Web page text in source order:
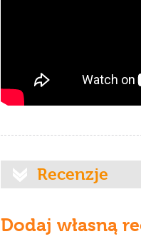
Recenzje
Dodaj własną